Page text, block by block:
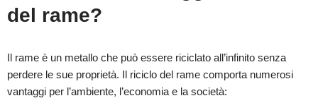
del rame?
Il rame è un metallo che può essere riciclato all’infinito senza
perdere le sue proprietà. Il riciclo del rame comporta numerosi
vantaggi per l’ambiente, l’economia e la società: